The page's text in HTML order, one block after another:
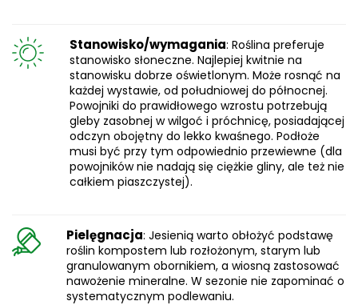
Stanowisko/wymagania: Roślina preferuje
stanowisko słoneczne. Najlepiej kwitnie na
stanowisku dobrze oświetlonym. Może rosnąć na
każdej wystawie, od południowej do północnej.
Powojniki do prawidłowego wzrostu potrzebują
gleby zasobnej w wilgoć i próchnicę, posiadającej
odczyn obojętny do lekko kwaśnego. Podłoże
musi być przy tym odpowiednio przewiewne (dla
powojników nie nadają się ciężkie gliny, ale też nie
całkiem piaszczystej).
Pielęgnacja: Jesienią warto obłożyć podstawę
roślin kompostem lub rozłożonym, starym lub
granulowanym obornikiem, a wiosną zastosować
nawożenie mineralne. W sezonie nie zapominać o
systematycznym podlewaniu.